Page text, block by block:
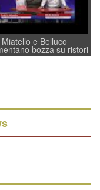
Miatello e Belluco
bozza su ristori
e Veneto Banca